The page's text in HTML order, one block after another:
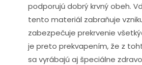
podporujú dobrý krvný obeh.
tento materiál zabraňuje
zabezpečuje prekrvenie
je preto prekvapením, že z
sa vyrábajú aj špeciálne